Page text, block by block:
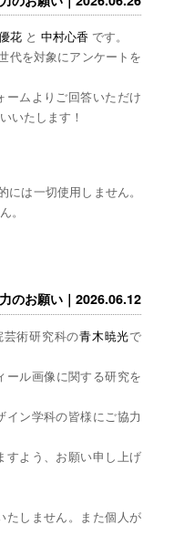
花と 中村心香 です。
代を対象にアンケートを
ームよりご回答いただけ
いたします！
は一切使用しません。
。
のお願い｜2026.06.12
芸術研究科の青木暁光で
ール画像に関する研究を
イン学科の皆様にご協力
すよう、お願い申し上げ
たしません。また個人が